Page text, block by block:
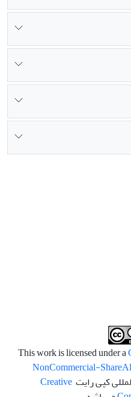
NonCommercial-
کپی رایتCreative